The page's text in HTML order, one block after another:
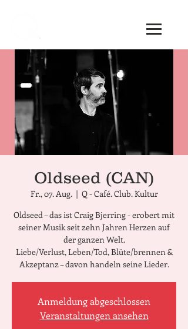
Oldseed (CAN)
Fr., 07. Aug.
  |
Q - Café. Club. Kultur
Oldseed – das ist Craig Bjerring - erobert mit
seiner Musik seit zehn Jahren Herzen auf
der ganzen Welt.
Liebe/Verlust, Leben/Tod, Blüte/brennen &
Akzeptanz – davon handeln seine Lieder.
Anmeldung abgeschlossen
Veranstaltungen ansehen